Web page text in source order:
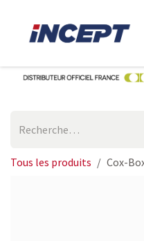
Tous les produits Cox-